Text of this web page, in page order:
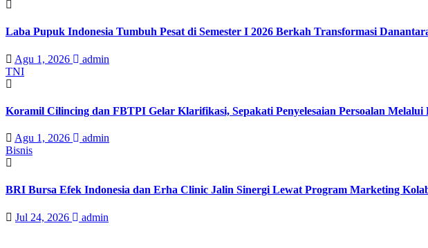
Laba Pupuk Indonesia Tumbuh Pesat di Semester I 2026 Berkah Transformasi
Agu 1, 2026
admin
TNI
Koramil Cilincing dan FBTPI Gelar Klarifikasi, Sepakati Penyelesaian Persoalan Melalui
Agu 1, 2026
admin
Bisnis
BRI Bursa Efek Indonesia dan Erha Clinic Jalin Sinergi Lewat Program Marketing
Jul 24, 2026 admin